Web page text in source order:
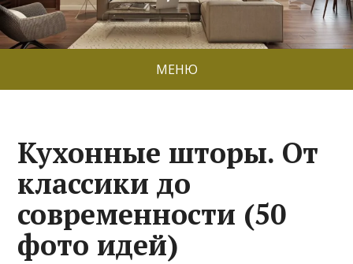
МЕНЮ
Кухонные шторы. От
классики до
современности (50
фото идей)